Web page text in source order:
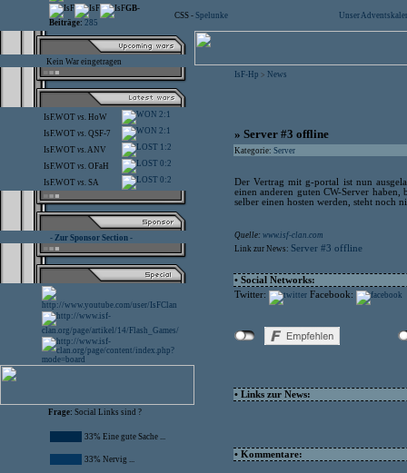
GB-
Beiträge: 285
CSS - Spelunke Unser
Kein War eingetragen
IsF.WOT vs. HoW 2:1
IsF.WOT vs. QSF-7 2:1
IsF.WOT vs.ANV 1:2
IsF.WOT vs. OFaH 0:2
IsF.WOT vs. SA 0:2
- Zur Sponsor Section -
Frage: Social Links sind ?
33% Eine gute Sache ...
33% Nervig ...
IsF-Hp > News
» Server #3 offline
Kategorie: Server
Der Vertrag mit g-portal ist nun
einen anderen guten CW-Server
selber einen hosten werden, steht noch
Quelle: www.isf-clan.com
Link zur News: Server #3 offline
• Social Networks:
Twitter:
Facebook:
• Links zur News:
• Kommentare: